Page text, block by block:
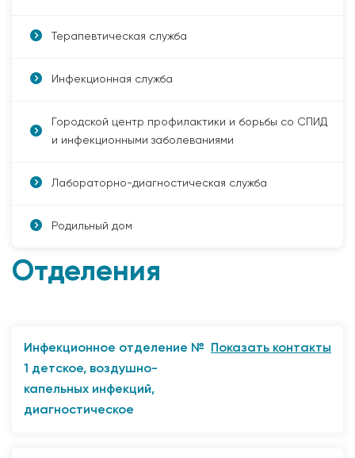
Терапевтическая служба
Инфекционная служба
Городской центр профилактики и борьбы со СПИД
и инфекционными заболеваниями
Лабораторно-диагностическая служба
Родильный дом
Отделения
Инфекционное отделение №
1 детское, воздушно-
капельных инфекций,
диагностическое
Показать контакты